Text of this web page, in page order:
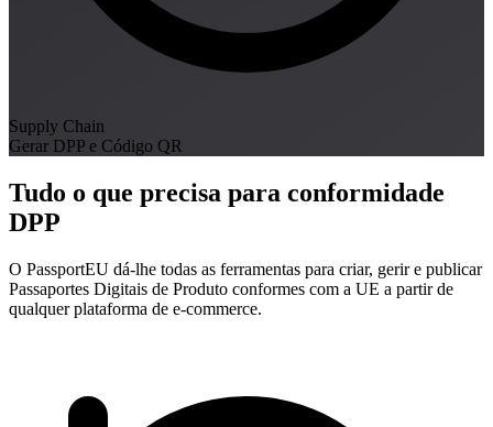
Supply Chain
Gerar DPP e Código QR
Tudo o que precisa para conformidade
DPP
O PassportEU dá-lhe todas as ferramentas para criar, gerir e publicar
Passaportes Digitais de Produto conformes com a UE a partir de
qualquer plataforma de e-commerce.